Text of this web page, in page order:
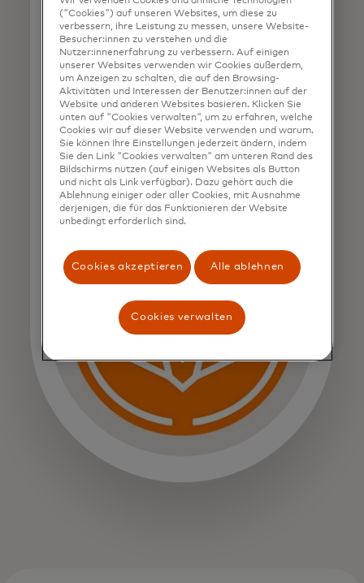
innovative und
vertrauenswürdige Lösungen
auf dem Kryptomarkt
anzubieten.
Ricardo Dantas
CEO of Foxbit
("Cookies") auf unseren Websites, um diese zu
verbessern, ihre Leistung zu messen, unsere Website-
Besucher:innen zu verstehen und die
Nutzer:innenerfahrung zu verbessern. Auf einigen
unserer Websites verwenden wir Cookies außerdem,
um Anzeigen zu schalten, die auf den Browsing-
Aktivitäten und Interessen der Benutzer:innen auf der
Website und anderen Websites basieren. Klicken Sie
unten auf "Cookies verwalten", um zu erfahren, welche
Cookies wir auf dieser Website verwenden und warum.
Sie können Ihre Einstellungen jederzeit ändern, indem
Sie den Link "Cookies verwalten" am unteren Rand des
Bildschirms nutzen (auf einigen Websites als Button
und nicht als Link verfügbar). Dazu gehört auch die
Ablehnung einiger oder aller Cookies, mit Ausnahme
derjenigen, die für das Funktionieren der Website
unbedingt erforderlich sind.
Cookies akzeptieren Alle ablehnen
Cookies verwalten